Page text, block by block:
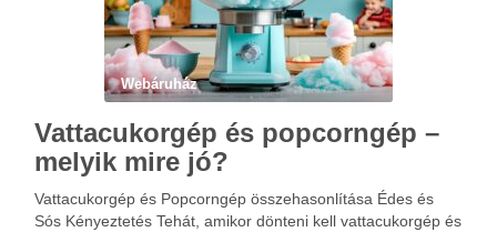
Webáruház
Vattacukorgép és popcorngép –
melyik mire jó?
Vattacukorgép és Popcorngép összehasonlítása Édes és
Sós Kényeztetés Tehát, amikor dönteni kell vattacukorgép és